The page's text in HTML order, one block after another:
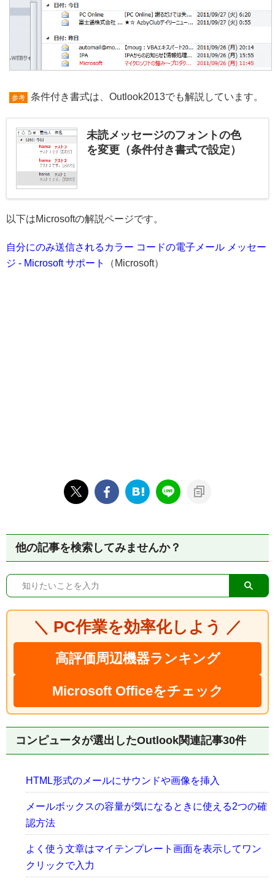
参考 条件付き書式は、Outlook2013でも解説しています。
未読メッセージのフォントの色
を変更（条件付き書式で設定）
以下はMicrosoftの解説ページです。
自分にのみ送信されるカラー コードの電子メール メッセー
ジ - Microsoft サポート
（Microsoft）
他の記事を検索してみませんか？
＼ PC作業を効率化しよう ／
高評価周辺機器ランキング
Microsoft Officeをチェック
コンピュータが選出したOutlook関連記事30件
HTML形式のメールにサウンドや画像を挿入
メールボックスの容量が気になるときに使える2つの確
認方法
よく使う文章はマイテンプレート画面を表示してワン
クリックで入力